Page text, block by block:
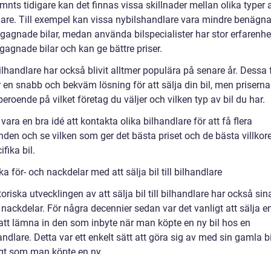
tidigare kan det finnas vissa skillnader mellan olika typer
Till exempel kan vissa nybilshandlare vara mindre
bilar, medan använda bilspecialister har stor
bilar och kan ge bättre priser.
har också blivit alltmer populära på senare år. Dessa
en snabb och bekväm lösning för att sälja din bil, men
på vilket företag du väljer och vilken typ av bil du har.
en bra idé att kontakta olika bilhandlare för att få flera
och se vilken som ger det bästa priset och de bästa
bil.
för- och nackdelar med att sälja bil till bilhandlare
utvecklingen av att sälja bil till bilhandlare har också
För några decennier sedan var det vanligt att sälja
lämna in den som inbyte när man köpte en ny bil hos en
Detta var ett enkelt sätt att göra sig av med sin gamla